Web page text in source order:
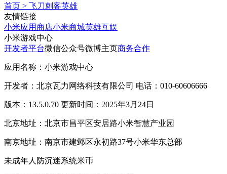
首页 > 飞刀刺客英雄
友情链接
小米应用商店小米商城英雄互娱
小米游戏中心
开发者平台微信公众号微博主页商务合作
应用名称：小米游戏中心
开发者：北京瓦力网络科技有限公司 电话：010-60606666
版本：13.5.0.70 更新时间：2025年3月24日
北京地址：北京市昌平区安居路小米智慧产业园
南京地址：南京市建邺区永初路37号小米华东总部
未成年人防沉迷系统米币